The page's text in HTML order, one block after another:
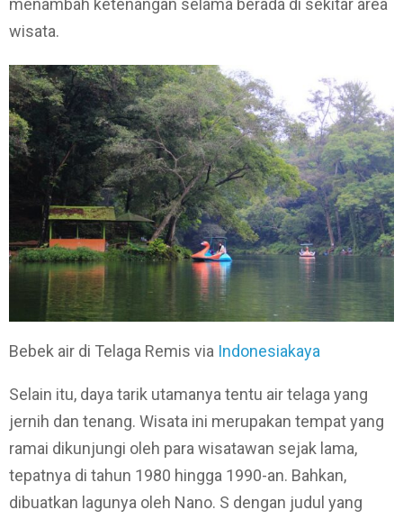
menambah ketenangan selama berada di sekitar area
wisata.
Bebek air di Telaga Remis via Indonesiakaya
Selain itu, daya tarik utamanya tentu air telaga yang
jernih dan tenang. Wisata ini merupakan tempat yang
ramai dikunjungi oleh para wisatawan sejak lama,
tepatnya di tahun 1980 hingga 1990-an. Bahkan,
dibuatkan lagunya oleh Nano. S dengan judul yang